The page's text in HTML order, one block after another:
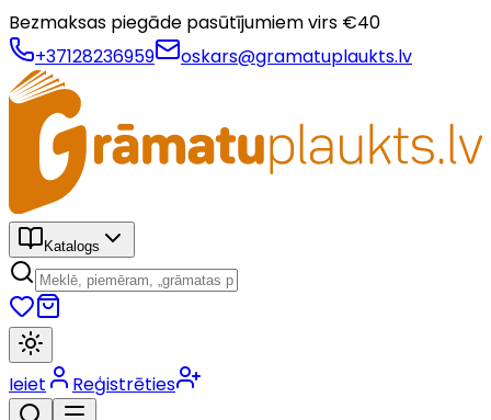
Bezmaksas piegāde pasūtījumiem virs €40
+37128236959
oskars@gramatuplaukts.lv
Katalogs
Ieiet Reģistrēties